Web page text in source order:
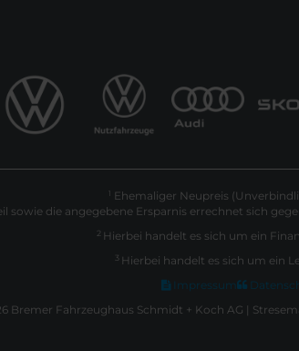
1 Ehemaliger Neupreis
sowie die angegebene Ersparnis errechnet sich
2 Hierbei handelt es sich um ein
3 Hierbei handelt es sich um ein
Impressum
Bremer Fahrzeughaus Schmidt + Koch AG |